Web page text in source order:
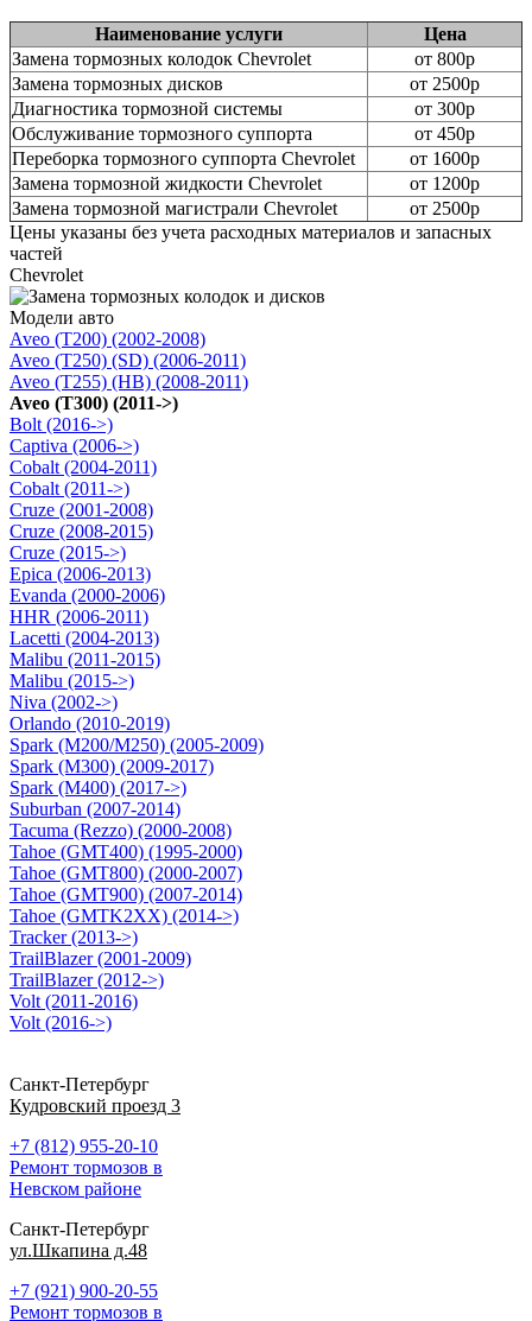
Наименование услуги
Цена
Замена тормозных колодок Chevrolet
от 800р
Замена тормозных дисков
от 2500р
Диагностика тормозной системы
от 300р
Обслуживание тормозного суппорта
от 450р
Переборка тормозного суппорта Chevrolet
от 1600р
Замена тормозной жидкости Chevrolet
от 1200р
Замена тормозной магистрали Chevrolet
от 2500р
Цены указаны без учета расходных материалов и запасных
частей
Chevrolet
Модели авто
Aveo (T200) (2002-2008)
Aveo (T250) (SD) (2006-2011)
Aveo (T255) (HB) (2008-2011)
Aveo (T300) (2011->)
Bolt (2016->)
Captiva (2006->)
Cobalt (2004-2011)
Cobalt (2011->)
Cruze (2001-2008)
Cruze (2008-2015)
Cruze (2015->)
Epica (2006-2013)
Evanda (2000-2006)
HHR (2006-2011)
Lacetti (2004-2013)
Malibu (2011-2015)
Malibu (2015->)
Niva (2002->)
Orlando (2010-2019)
Spark (M200/M250) (2005-2009)
Spark (M300) (2009-2017)
Spark (M400) (2017->)
Suburban (2007-2014)
Tacuma (Rezzo) (2000-2008)
Tahoe (GMT400) (1995-2000)
Tahoe (GMT800) (2000-2007)
Tahoe (GMT900) (2007-2014)
Tahoe (GMTK2XX) (2014->)
Tracker (2013->)
TrailBlazer (2001-2009)
TrailBlazer (2012->)
Volt (2011-2016)
Volt (2016->)
Санкт-Петербург
Кудровский проезд 3
+7 (812) 955-20-10
Ремонт тормозов в
Невском районе
Санкт-Петербург
ул.Шкапина д.48
+7 (921) 900-20-55
Ремонт тормозов в